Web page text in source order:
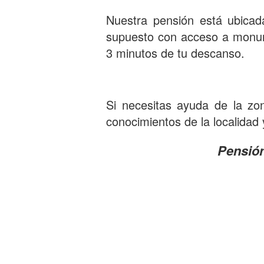
Nuestra pensión está
supuesto con acceso a
3 minutos de tu descanso.
Si necesitas ayuda de la
conocimientos de la